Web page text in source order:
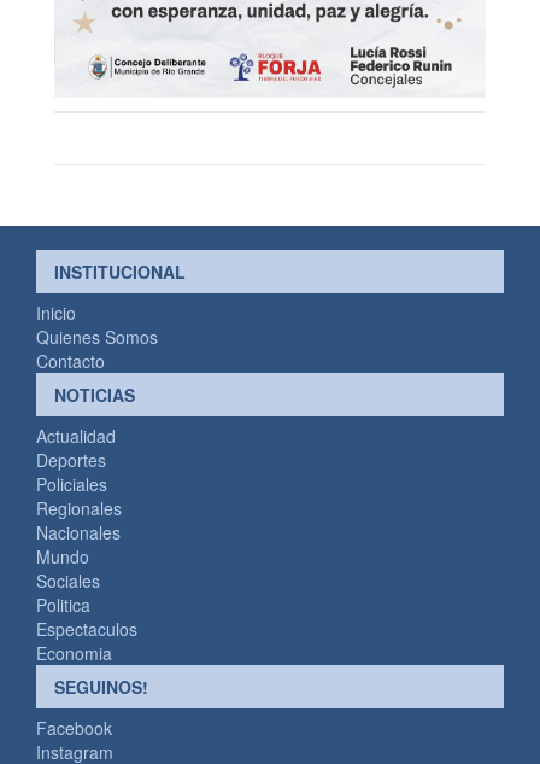
INSTITUCIONAL
Inicio
Quienes Somos
Contacto
NOTICIAS
Actualidad
Deportes
Policiales
Regionales
Nacionales
Mundo
Sociales
Politica
Espectaculos
Economia
SEGUINOS!
Facebook
Instagram